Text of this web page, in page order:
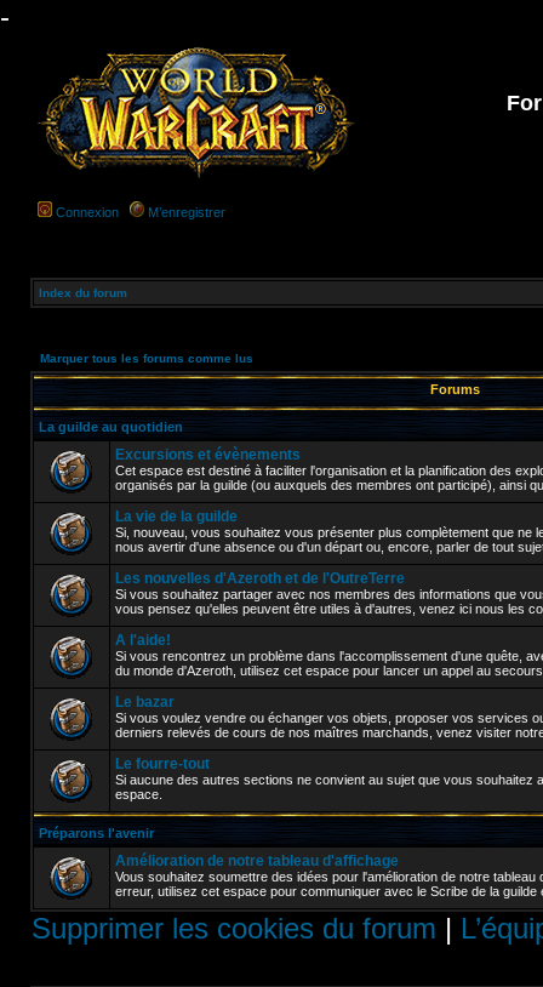
-
Connexion M’enregistrer
Index du forum
Marquer tous les forums comme lus
Forums
La guilde au quotidien
Excursions et évènements
Cet espace est destiné à faciliter l'organisation et la planification des
organisés par la guilde (ou auxquels des membres ont participé), ainsi
La vie de la guilde
Si, nouveau, vous souhaitez vous présenter plus complètement que ne
nous avertir d'une absence ou d'un départ ou, encore, parler de tout
Les nouvelles d'Azeroth et de l'OutreTerre
Si vous souhaitez partager avec nos membres des informations que
vous pensez qu'elles peuvent être utiles à d'autres, venez ici nous les
A l'aide!
Si vous rencontrez un problème dans l'accomplissement d'une quête,
du monde d'Azeroth, utilisez cet espace pour lancer un appel au
Le bazar
Si vous voulez vendre ou échanger vos objets, proposer vos services
derniers relevés de cours de nos maîtres marchands, venez visiter
Le fourre-tout
Si aucune des autres sections ne convient au sujet que vous souhaitez
espace.
Préparons l'avenir
Amélioration de notre tableau d'affichage
Vous souhaitez soumettre des idées pour l'amélioration de notre
erreur, utilisez cet espace pour communiquer avec le Scribe de la guilde
Supprimer les cookies du forum |